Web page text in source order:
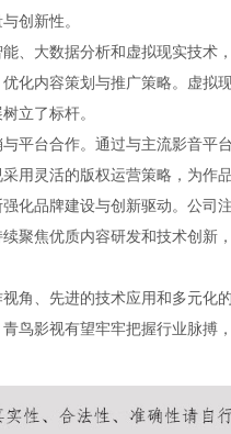
创新性。
、大数据分析和虚拟现实技术
化内容策划与推广策略。虚拟
立了标杆。
平台合作。通过与主流影音
用灵活的版权运营策略，为作
化品牌建设与创新驱动。公司
聚焦优质内容研发和技术创新
角、先进的技术应用和多元
鸟影视有望牢牢把握行业脉搏